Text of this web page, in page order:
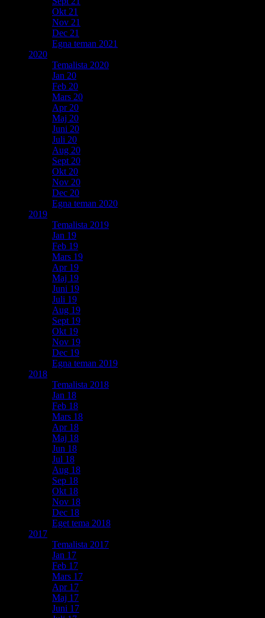
Okt 21
Nov 21
Dec 21
Egna teman 2021
2020
Temalista 2020
Jan 20
Feb 20
Mars 20
Apr 20
Maj 20
Juni 20
Juli 20
Aug 20
Sept 20
Okt 20
Nov 20
Dec 20
Egna teman 2020
2019
Temalista 2019
Jan 19
Feb 19
Mars 19
Apr 19
Maj 19
Juni 19
Juli 19
Aug 19
Sept 19
Okt 19
Nov 19
Dec 19
Egna teman 2019
2018
Temalista 2018
Jan 18
Feb 18
Mars 18
Apr 18
Maj 18
Jun 18
Jul 18
Aug 18
Sep 18
Okt 18
Nov 18
Dec 18
Eget tema 2018
2017
Temalista 2017
Jan 17
Feb 17
Mars 17
Apr 17
Maj 17
Juni 17